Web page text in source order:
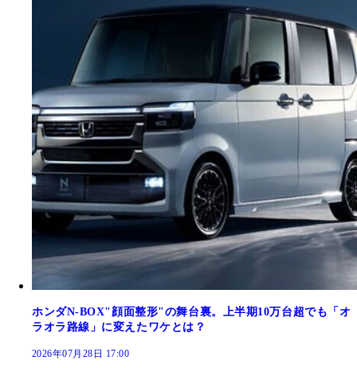
ホンダN-BOX"顔面整形"の舞台裏。上半期10万台超でも「オ
ラオラ路線」に変えたワケとは？
2026年07月28日 17:00